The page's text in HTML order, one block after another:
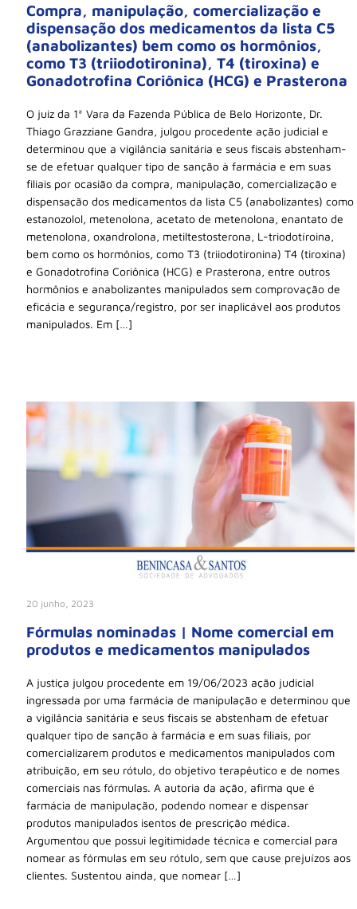
Compra, manipulação, comercialização e
dispensação dos medicamentos da lista C5
(anabolizantes) bem como os hormônios,
como T3 (triiodotironina), T4 (tiroxina) e
Gonadotrofina Coriônica (HCG) e Prasterona
O juiz da 1ª Vara da Fazenda Pública de Belo Horizonte, Dr.
Thiago Grazziane Gandra, julgou procedente ação judicial e
determinou que a vigilância sanitária e seus fiscais abstenham-
se de efetuar qualquer tipo de sanção à farmácia e em suas
filiais por ocasião da compra, manipulação, comercialização e
dispensação dos medicamentos da lista C5 (anabolizantes) como
estanozolol, metenolona, acetato de metenolona, enantato de
metenolona, oxandrolona, metiltestosterona, L-triodotíroina,
bem como os hormônios, como T3 (triiodotironina) T4 (tiroxina)
e Gonadotrofina Coriônica (HCG) e Prasterona, entre outros
hormônios e anabolizantes manipulados sem comprovação de
eficácia e segurança/registro, por ser inaplicável aos produtos
manipulados. Em […]
20 junho, 2023
Fórmulas nominadas | Nome comercial em
produtos e medicamentos manipulados
A justiça julgou procedente em 19/06/2023 ação judicial
ingressada por uma farmácia de manipulação e determinou que
a vigilância sanitária e seus fiscais se abstenham de efetuar
qualquer tipo de sanção à farmácia e em suas filiais, por
comercializarem produtos e medicamentos manipulados com
atribuição, em seu rótulo, do objetivo terapêutico e de nomes
comerciais nas fórmulas. A autoria da ação, afirma que é
farmácia de manipulação, podendo nomear e dispensar
produtos manipulados isentos de prescrição médica.
Argumentou que possui legitimidade técnica e comercial para
nomear as fórmulas em seu rótulo, sem que cause prejuízos aos
clientes. Sustentou ainda, que nomear […]